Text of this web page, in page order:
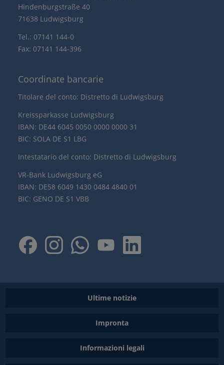
Hindenburgstraße 40
71638 Ludwigsburg
Tel.: 07141 144-0
Fax: 07141 144-396
Coordinate bancarie
Titolare del conto: Distretto di Ludwigsburg
Kreissparkasse Ludwigsburg
IBAN: DE44 6045 0050 0000 0000 31
BIC: SOLA DE S1 LBG
Intestatario del conto: Distretto di Ludwigsburg
VR-Bank Ludwigsburg eG
IBAN: DE58 6049 1430 0484 4840 01
BIC: GENO DE S1 VBB
Ultime notizie
Impronta
Informazioni legali